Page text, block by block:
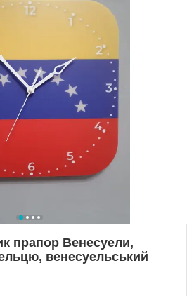
прапор Венесуели,
венесуельський